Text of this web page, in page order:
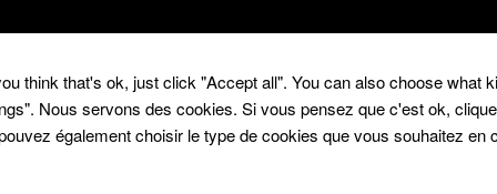
la saison des pros
think that's ok, just click "Accept all". You can also choose what
Nous servons des cookies. Si vous pensez que c'est ok,
également choisir le type de cookies que vous souhaitez en